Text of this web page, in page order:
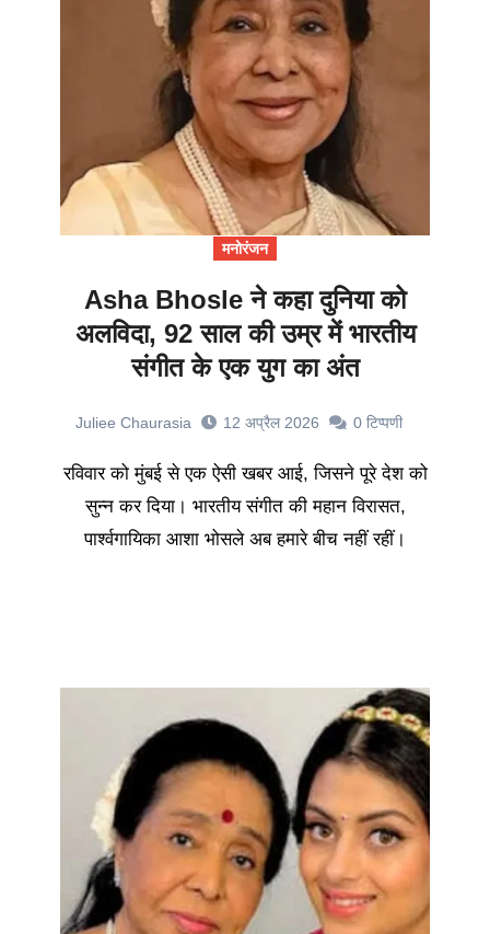
मनोरंजन
Asha Bhosle ने कहा दुनिया को
अलविदा, 92 साल की उम्र में भारतीय
संगीत के एक युग का अंत
Juliee Chaurasia 12 अप्रैल 2026 0 टिप्पणी
रविवार को मुंबई से एक ऐसी खबर आई, जिसने पूरे देश को
सुन्न कर दिया। भारतीय संगीत की महान विरासत,
पार्श्वगायिका आशा भोसले अब हमारे बीच नहीं रहीं।